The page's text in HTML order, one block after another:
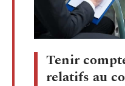
Tenir
relatifs au